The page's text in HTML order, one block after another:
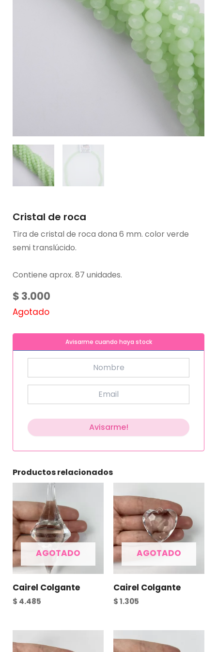
Cristal de roca
Tira de cristal de roca dona 6 mm. color verde
semi translúcido.
Contiene aprox. 87 unidades.
$ 3.000
Agotado
Avisarme cuando haya stock
Productos relacionados
AGOTADO
Cairel Colgante
$ 4.485
AGOTADO
Cairel Colgante
$1.305